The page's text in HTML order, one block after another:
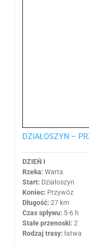
DZIAŁOSZYN –
DZIEŃ I
Rzeka: Warta
Start: Działoszyn
Koniec: Przywóz
Długość: 27 km
Czas spływu: 5-6 h
Stałe przenoski: 2
Rodzaj trasy: łatwa